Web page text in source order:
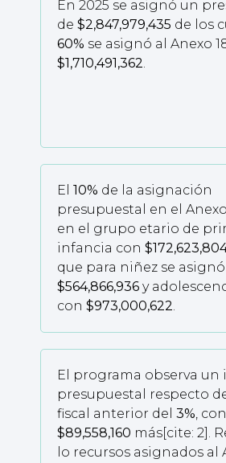
En 2025 se asignó un
de $2,847,979,435 de los
60% se asignó al Anexo
$1,710,491,362.
El 10% de la asignación
presupuestal en el
en el grupo etario de
infancia con
que para niñez se asignó
$564,866,936 y
con $973,000,622.
El programa observa
presupuestal respecto
fiscal anterior del 3%, con
$89,558,160 más[cite: 2].
lo recursos asignados al